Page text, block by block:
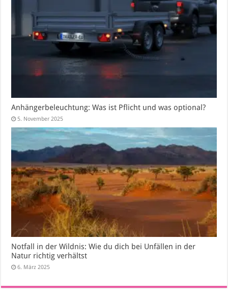
Anhängerbeleuchtung: Was ist Pflicht und was optional?
5. November 2025
Notfall in der Wildnis: Wie du dich bei Unfällen in der
Natur richtig verhältst
6. März 2025